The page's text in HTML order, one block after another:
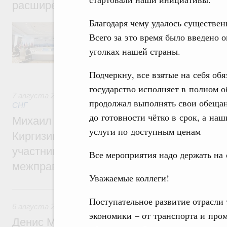
Благодаря чему удалось
Всего за это время было введено
уголках нашей страны.
Подчеркну, все взятые на себя
государство исполняет в
продолжал выполнять свои
до готовности чётко в срок, а
услуги по доступным ценам
Все мероприятия надо держать на
Уважаемые коллеги!
Поступательное развитие
экономики – от транспорта и
расширенном составе
В повестке заседания актуальные задачи
числе совершенствование кооперации в
регулирования и администрирования,
обеспечение продовольственной
рынка.
Евразийский экономический союз.
СНГ
Михаил Мишустин принял участие во
Киргизии Садыра Жапарова с главами
участников заседания Евразийского
межправительственного совета
Общие вопросы промышленной политики
Денис Мантуров провёл заседание